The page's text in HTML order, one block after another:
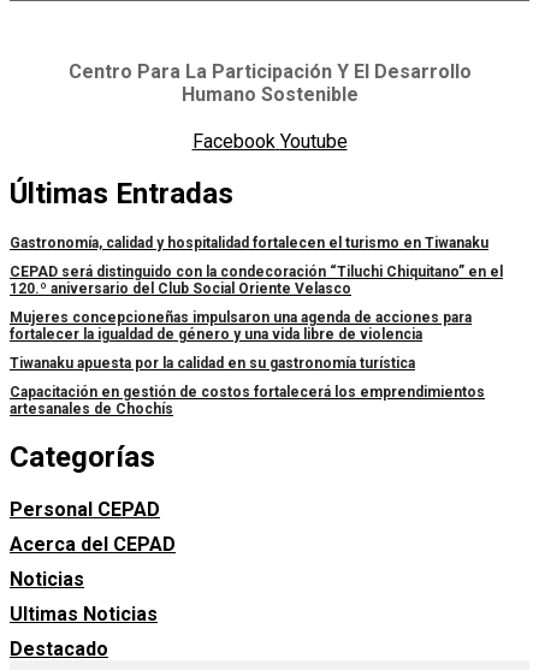
Centro Para La Participación Y El Desarrollo
Humano Sostenible
Facebook Youtube
Últimas Entradas
Gastronomía, calidad y hospitalidad fortalecen el turismo en Tiwanaku
CEPAD será distinguido con la condecoración “Tiluchi Chiquitano” en el
120.º aniversario del Club Social Oriente Velasco
Mujeres concepcioneñas impulsaron una agenda de acciones para
fortalecer la igualdad de género y una vida libre de violencia
Tiwanaku apuesta por la calidad en su gastronomía turística
Capacitación en gestión de costos fortalecerá los emprendimientos
artesanales de Chochís
Categorías
Personal CEPAD
Acerca del CEPAD
Noticias
Ultimas Noticias
Destacado